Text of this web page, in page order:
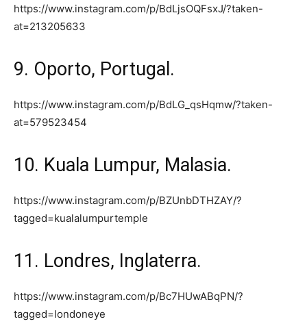
https://www.instagram.com/p/BdLjsOQFsxJ/?taken-
at=213205633
9. Oporto, Portugal.
https://www.instagram.com/p/BdLG_qsHqmw/?taken-
at=579523454
10. Kuala Lumpur, Malasia.
https://www.instagram.com/p/BZUnbDTHZAY/?
tagged=kualalumpurtemple
11. Londres, Inglaterra.
https://www.instagram.com/p/Bc7HUwABqPN/?
tagged=londoneye